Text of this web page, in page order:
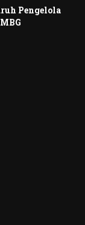
Pengelola